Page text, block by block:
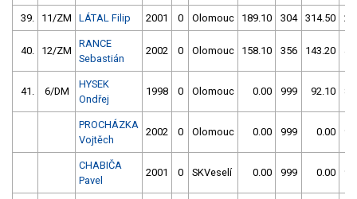
39. 11/ZM LÁTAL Filip 2001 0 Olomouc 189.10 304 314.50
40. 12/ZM
RANCE
Sebastián
2002 0 Olomouc 158.10 356 143.20
41. 6/DM
HYSEK
Ondřej
1998 0 Olomouc 0.00 999 92.10
PROCHÁZKA
Vojtěch
2002 0 Olomouc 0.00 999 0.00
CHABIČA
Pavel
2001 0 SKVeselí 0.00 999 0.00